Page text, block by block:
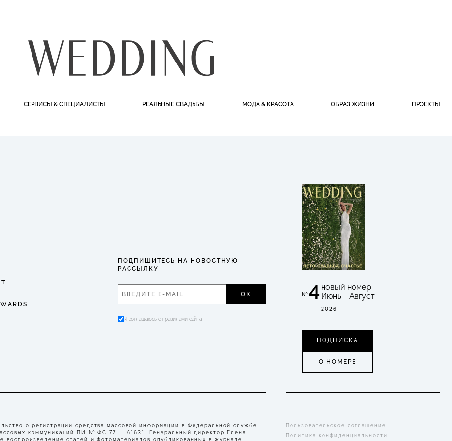
СЕРВИСЫ & СПЕЦИАЛИСТЫ РЕАЛЬНЫЕ СВАДЬБЫ МОДА & КРАСОТА ОБРАЗ ЖИЗНИ ПРОЕКТЫ
ПОДПИШИТЕСЬ НА НОВОСТНУЮ
РАССЫЛКУ
ОК
Я соглашаюсь с правилами сайта
№4 новый номер
Июнь – Август
2026
ПОДПИСКА
О НОМЕРЕ
о регистрации средства массовой информации в Федеральной службе
коммуникаций ПИ № ФС 77 — 61631. Генеральный директор Елена
статей и фотоматериалов опубликованных в журнале
Пользовательское соглашение
Политика конфиденциальности